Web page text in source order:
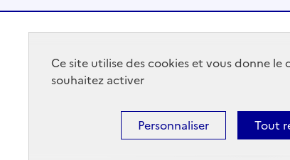
GOUVERNEMENT
Nous contacter Mentions légales
Ce site utilise des cookies et vous donne le
souhaitez activer
Tout
Personnaliser